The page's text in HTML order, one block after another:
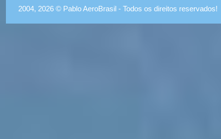
2004, 2026 © Pablo AeroBrasil - Todos os direitos reservados!